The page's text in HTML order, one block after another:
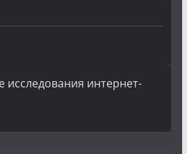
исследования интернет-